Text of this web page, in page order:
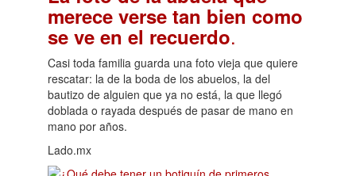
merece verse tan bien como
se ve en el recuerdo.
Casi toda familia guarda una foto vieja que quiere
rescatar: la de la boda de los abuelos, la del
bautizo de alguien que ya no está, la que llegó
doblada o rayada después de pasar de mano en
mano por años.
Lado.mx